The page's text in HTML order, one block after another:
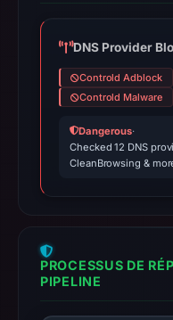
DNS Provider
Controld Adblock
Controld Malware
Dangerous·
Checked 12 DNS
CleanBrowsing &
PROCESSUS DE
PIPELINE